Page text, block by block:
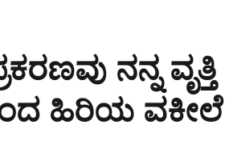
ನನ್ನ ವೃತ್ತಿ
ಹಿರಿಯ ವಕೀಲೆ